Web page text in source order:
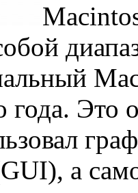
года.
а